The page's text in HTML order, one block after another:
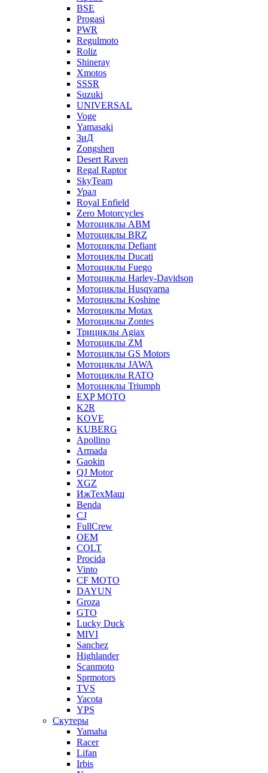
BSE
Progasi
PWR
Regulmoto
Roliz
Shineray
Xmotos
SSSR
Suzuki
UNIVERSAL
Voge
Yamasaki
ЗиД
Zongshen
Desert Raven
Regal Raptor
SkyTeam
Урал
Royal Enfield
Zero Motorcycles
Мотоциклы ABM
Мотоциклы BRZ
Мотоциклы Defiant
Мотоциклы Ducati
Мотоциклы Fuego
Мотоциклы Harley-Davidson
Мотоциклы Husqvarna
Мотоциклы Koshine
Мотоциклы Motax
Мотоциклы Zontes
Трициклы Agiax
Мотоциклы ZM
Мотоциклы GS Motors
Мотоциклы JAWA
Мотоциклы RATO
Мотоциклы Triumph
EXP MOTO
K2R
KOVE
KUBERG
Apollino
Armada
Gaokin
QJ Motor
XGZ
ИжТехМаш
Benda
CJ
FullCrew
OEM
COLT
Procida
Vinto
CF MOTO
DAYUN
Groza
GTO
Lucky Duck
MIVI
Sanchez
Highlander
Scanmoto
Sprmotors
TVS
Yacota
YPS
Скутеры
Yamaha
Racer
Lifan
Irbis